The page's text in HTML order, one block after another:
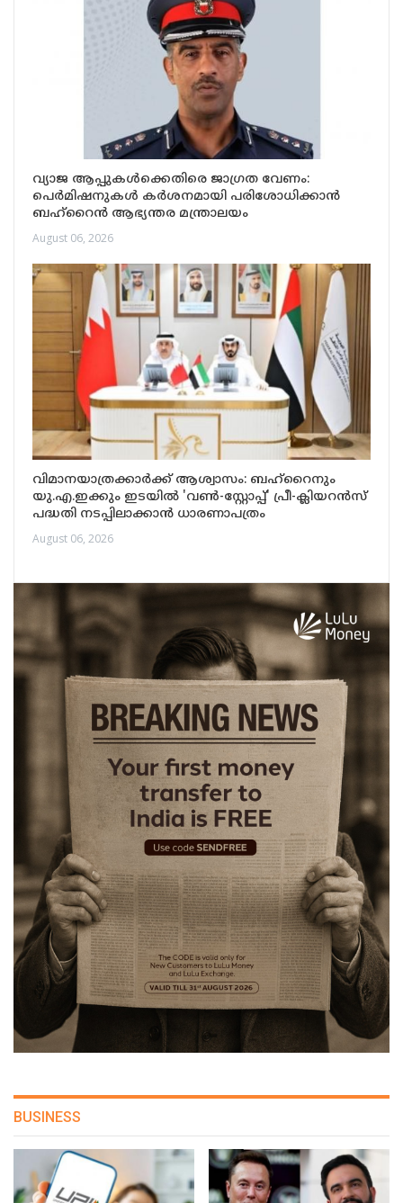
വ്യാജ ആപ്പുകൾക്കെതിരെ ജാഗ്രത വേണം:
പെർമിഷനുകൾ കർശനമായി പരിശോധിക്കാൻ
ബഹ്‌റൈൻ ആഭ്യന്തര മന്ത്രാലയം
August 06, 2026
വിമാനയാത്രക്കാർക്ക് ആശ്വാസം: ബഹ്‌റൈനും
യു.എ.ഇക്കും ഇടയിൽ 'വൺ-സ്റ്റോപ്പ്' പ്രീ-ക്ലിയറൻസ്
പദ്ധതി നടപ്പിലാക്കാൻ ധാരണാപത്രം
August 06, 2026
BUSINESS